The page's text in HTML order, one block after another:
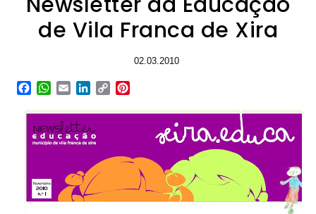
de Vila Franca de Xira
02.03.2010
Facebook
WhatsApp
EmailLinkedIn
Copy